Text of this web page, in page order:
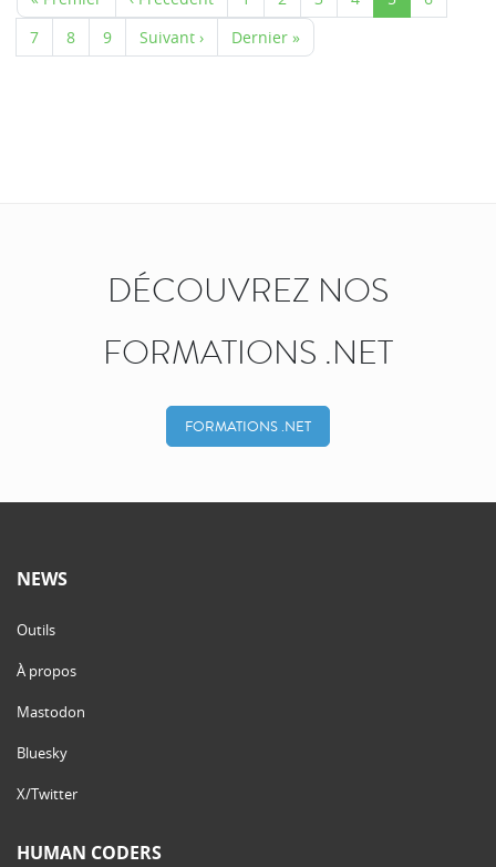
7
8 9 Suivant › Dernier »
DÉCOUVREZ NOS
FORMATIONS .NET
FORMATIONS .NET
NEWS
Outils
À propos
Mastodon
Bluesky
X/Twitter
HUMAN CODERS